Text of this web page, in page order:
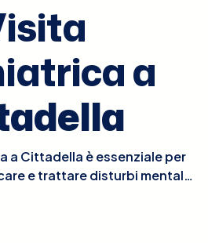
a
a Cittadella è essenziale per
e trattare disturbi mentali
ansia, disturbi bipolari,